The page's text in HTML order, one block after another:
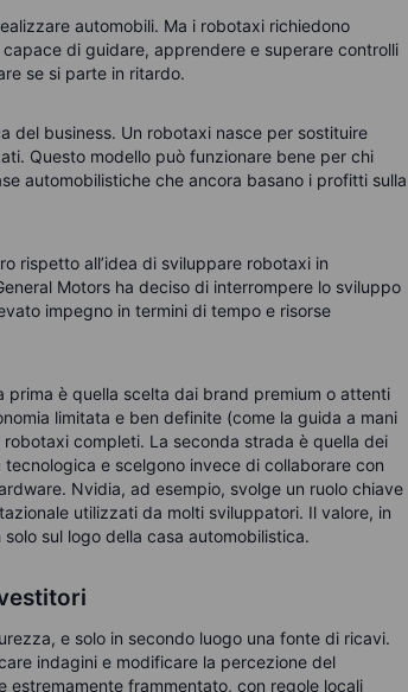
automobili. Ma i robotaxi richiedono
di guidare, apprendere e superare controlli
se si parte in ritardo.
del business. Un robotaxi nasce per sostituire
Questo modello può funzionare bene per chi
automobilistiche che ancora basano i profitti sulla
rispetto all’idea di sviluppare robotaxi in
Motors ha deciso di interrompere lo sviluppo
impegno in termini di tempo e risorse
è quella scelta dai brand premium o attenti
limitata e ben definite (come la guida a mani
completi. La seconda strada è quella dei
e scelgono invece di collaborare con
Nvidia, ad esempio, svolge un ruolo chiave
utilizzati da molti sviluppatori. Il valore, in
sul logo della casa automobilistica.
e solo in secondo luogo una fonte di ricavi.
indagini e modificare la percezione del
frammentato, con regole locali